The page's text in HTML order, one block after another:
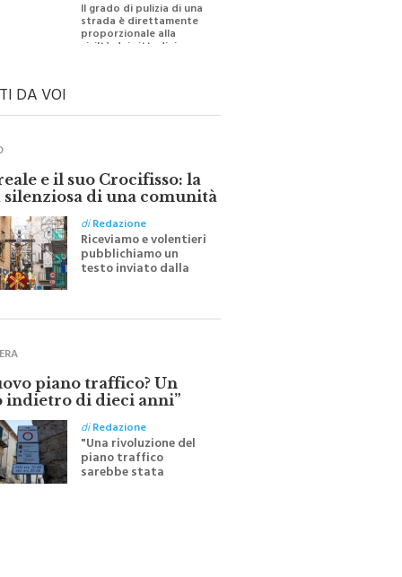
strada è direttamente
proporzionale alla
civiltà dei cittadini
DA VOI
e il suo Crocifisso: la
di una comunità
diRedazione
Riceviamo e volentieri
pubblichiamo un
testo inviato dalla
scrittrice monrealese
Festa del Santissimo
piano traffico? Un
indietro di dieci anni”
diRedazione
"Una rivoluzione del
piano traffico
sarebbe stata
efficace se preceduta